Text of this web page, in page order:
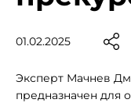
01.02.2025
Эксперт Мачнев
предназначен для